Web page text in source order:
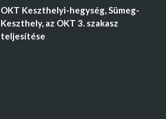
OKT Keszthelyi-hegység, Sümeg-
Keszthely, az OKT 3. szakasz
teljesítése